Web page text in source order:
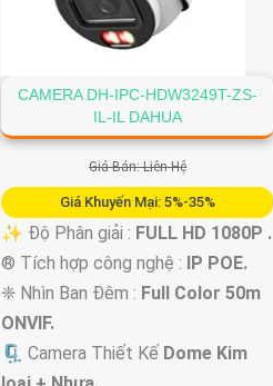
CAMERA DH-IPC-HDW3249T-ZS-
IL-IL DAHUA
Giá Bán: Liên Hệ
Giá Khuyến Mại: 5%-35%
✨ Độ Phân giải : FULL HD 1080P .
®️ Tích hợp công nghệ : IP POE.
❈ Nhìn Ban Đêm : Full Color 50m
ONVIF.
🗜️ Camera Thiết Kế Dome Kim